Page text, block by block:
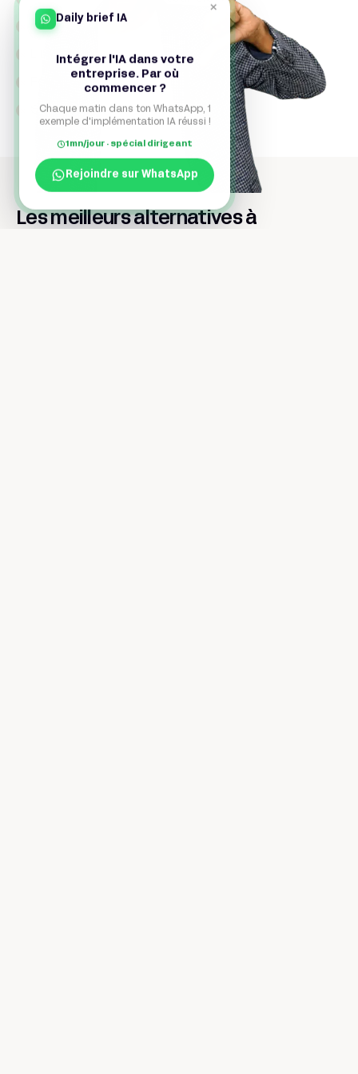
Interface uniquement en anglais
Limites en personnalisation d’UI
Fonctions avancées → plan entreprise
Support client parfois lent
Les meilleurs alternatives à
×
Daily brief IA
Intégrer l'IA dans votre
entreprise. Par où
commencer ?
Chaque matin dans ton WhatsApp, 1
exemple d'implémentation IA réussi !
1mn/jour · spécial dirigeant
Rejoindre sur WhatsApp